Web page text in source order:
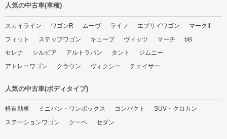
人気の中古車(車種)
スカイライン ワゴンR ムーヴ ライフ エブリイワゴン
マークII
フィット
ステップワゴン キューブ ヴィッツ マーチ
bB
セレナ
シルビア アルトラパン タント
ジムニー
アトレーワゴン
クラウン ヴォクシー チェイサー
人気の中古車(ボディタイプ)
軽自動車 ミニバン・ワンボックス コンパクト
SUV・クロカン
ステーションワゴン
クーペ セダン